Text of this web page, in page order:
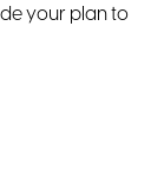
your plan to